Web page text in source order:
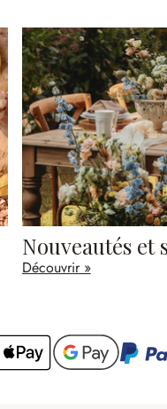
Nouveautés et
Découvrir »